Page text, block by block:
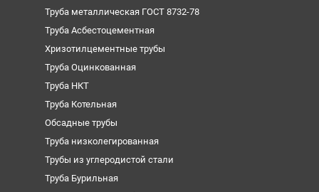
Труба металлическая ГОСТ 8732-78
Труба Асбестоцементная
Хризотилцементные трубы
Труба Оцинкованная
Труба НКТ
Труба Котельная
Обсадные трубы
Труба низколегированная
Трубы из углеродистой стали
Труба Бурильная